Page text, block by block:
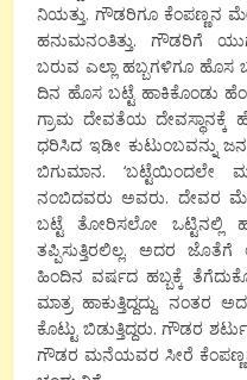
ನಿಯತ್ತು. ಗೌಡರಿಗೂ ಕೆಂಪಣ್ಣನ
ಹನುಮನಂತಿತ್ತು. ಗೌಡರಿಗೆ
ಬರುವ ಎಲ್ಲಾ ಹಬ್ಬಗಳಿಗೂ ಹೊಸ
ದಿನ ಹೊಸ ಬಟ್ಟೆ ಹಾಕಿಕೊಂಡು
ಗ್ರಾಮ ದೇವತೆಯ ದೇವಸ್ಥಾನಕ್ಕೆ
ಧರಿಸಿದ ಇಡೀ ಕುಟುಂಬವನ್ನು
ಬಿಗುಮಾನ. ‘ಬಟ್ಟೆಯಿಂದಲೇ
ನಂಬಿದವರು ಅವರು. ದೇವರ
ಬಟ್ಟೆ ತೋರಿಸಲೋ ಒಟ್ಟಿನಲ್ಲಿ
ತಪ್ಪಿಸುತ್ತಿರಲಿಲ್ಲ. ಅದರ ಜೊತೆಗೆ
ಹಿಂದಿನ ವರ್ಷದ ಹಬ್ಬಕ್ಕೆ
ಮಾತ್ರ ಹಾಕುತ್ತಿದ್ದದ್ದು. ನಂತರ
ಕೊಟ್ಟು ಬಿಡುತ್ತಿದ್ದರು. ಗೌಡರ
ಗೌಡರ ಮನೆಯವರ ಸೀರೆ